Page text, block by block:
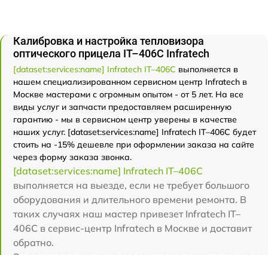
Калибровка и настройка тепловизора
оптического прицела IT–406С Infratech
[dataset:services:name] Infratech IT–406С выполняется в
нашем специализированном сервисном центр Infratech в
Москве мастерами с огромным опытом - от 5 лет. На все
виды услуг и запчасти предоставляем расширенную
гарантию - мы в сервисном центр уверены в качестве
наших услуг. [dataset:services:name] Infratech IT–406С будет
стоить на -15% дешевле при оформлении заказа на сайте
через форму заказа звонка.
[dataset:services:name] Infratech IT–406С
выполняется на выезде, если не требует большого
оборудования и длительного времени ремонта. В
таких случаях наш мастер привезет Infratech IT–
406С в сервис-центр Infratech в Москве и доставит
обратно.